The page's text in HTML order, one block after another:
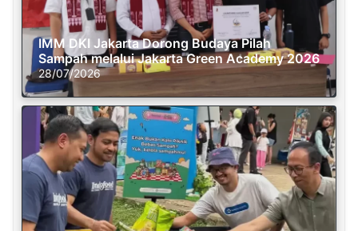
IMM DKI Jakarta Dorong Budaya Pilah
Sampah melalui Jakarta Green Academy 2026
28/07/2026